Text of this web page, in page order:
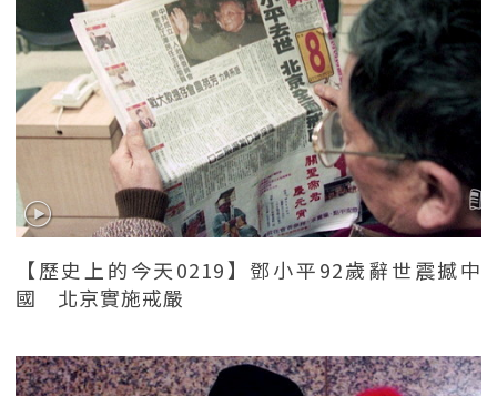
【歷史上的今天0219】鄧小平92歲辭世震撼中
國 北京實施戒嚴